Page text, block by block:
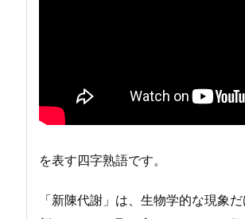
を表す四字熟語です。
「新陳代謝」は、生物学的な現象